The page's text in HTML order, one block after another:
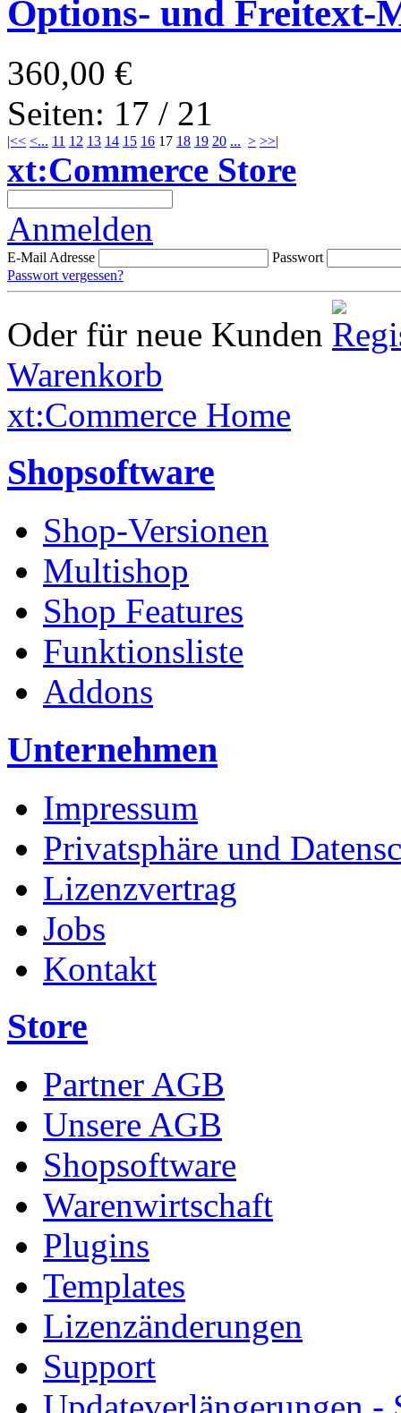
Options- und Freitext-
360,00 €
Seiten: 17 / 21
|<< <... 11 12 13 14 15 16 17 18 19 20 ... > >>|
xt:Commerce Store
Anmelden
E-Mail Adresse
Passwort
Passwort vergessen?
Oder für neue Kunden
Warenkorb
xt:Commerce Home
Shopsoftware
Shop-Versionen
Multishop
Shop Features
Funktionsliste
Addons
Unternehmen
Impressum
Privatsphäre und
Lizenzvertrag
Jobs
Kontakt
Store
Partner AGB
Unsere AGB
Shopsoftware
Warenwirtschaft
Plugins
Templates
Lizenzänderungen
Support